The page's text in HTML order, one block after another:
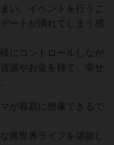
い、イベントを行うこ
ートが潰れてしまう感
にコントロールしなが
源やお金を得て、幸せ
が容易に想像できるで
異世界ライフを堪能し